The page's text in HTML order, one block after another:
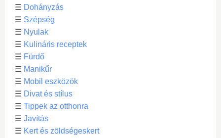
☰ Dohányzás
☰ Szépség
☰ Nyulak
☰ Kulináris receptek
☰ Fürdő
☰ Manikűr
☰ Mobil eszközök
☰ Divat és stílus
☰ Tippek az otthonra
☰ Javítás
☰ Kert és zöldségeskert